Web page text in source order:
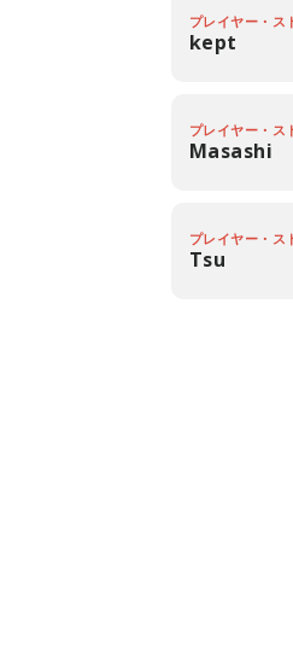
プレイヤー・ス
kept
プレイヤー・ス
Masashi
プレイヤー・ス
Tsu